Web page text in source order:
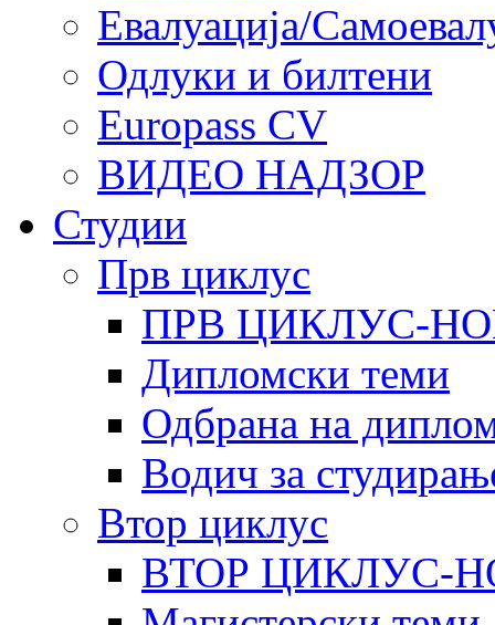
Евалуација/
Одлуки и билтени
Europass CV
ВИДЕО НАДЗОР
Студии
Прв циклус
ПРВ ЦИКЛУС-
Дипломски теми
Одбрана на
Водич за
Втор циклус
ВТОР ЦИКЛУС-